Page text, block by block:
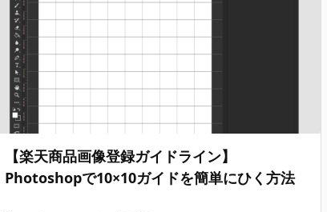
【楽天商品画像登録ガイドライン】
Photoshopで10×10ガイドを簡単にひく方法